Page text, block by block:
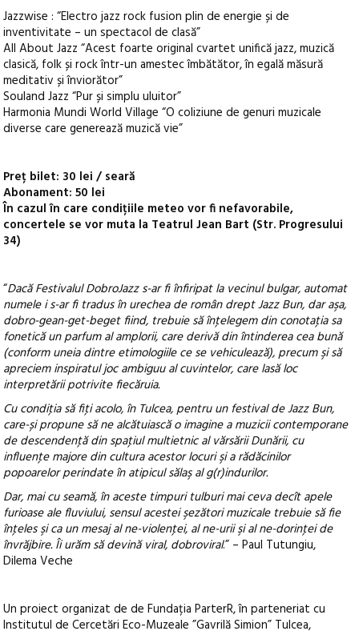
Jazzwise : “Electro jazz rock fusion plin de energie și de
inventivitate – un spectacol de clasă”
All About Jazz “Acest foarte original cvartet unifică jazz, muzică
clasică, folk și rock într-un amestec îmbătător, în egală măsură
meditativ și înviorător”
Souland Jazz “Pur și simplu uluitor”
Harmonia Mundi World Village “O coliziune de genuri muzicale
diverse care generează muzică vie”
Preț bilet: 30 lei / seară
Abonament: 50 lei
În cazul în care condițiile meteo vor fi nefavorabile,
concertele se vor muta la Teatrul Jean Bart (Str. Progresului
34)
“Dacă Festivalul DobroJazz s-ar fi înfiripat la vecinul bulgar, automat
numele i s-ar fi tradus în urechea de român drept Jazz Bun, dar aşa,
dobro-gean-get-beget fiind, trebuie să înţelegem din conotaţia sa
fonetică un parfum al amplorii, care derivă din întinderea cea bună
(conform uneia dintre etimologiile ce se vehiculează), precum şi să
apreciem inspiratul joc ambiguu al cuvintelor, care lasă loc
interpretării potrivite fiecăruia.
Cu condiţia să fiţi acolo, în Tulcea, pentru un festival de Jazz Bun,
care-și propune să ne alcătuiască o imagine a muzicii contemporane
de descendenţă din spaţiul multietnic al vărsării Dunării, cu
influenţe majore din cultura acestor locuri şi a rădăcinilor
popoarelor perindate în atipicul sălaş al g(r)indurilor.
Dar, mai cu seamă, în aceste timpuri tulburi mai ceva decît apele
furioase ale fluviului, sensul acestei şezători muzicale trebuie să fie
înţeles şi ca un mesaj al ne-violenţei, al ne-urii şi al ne-dorinţei de
învrăjbire. Îi urăm să devină viral, dobroviral.” – Paul Tutungiu,
Dilema Veche
Un proiect organizat de de Fundația ParterR, în parteneriat cu
Institutul de Cercetări Eco-Muzeale ”Gavrilă Simion” Tulcea,